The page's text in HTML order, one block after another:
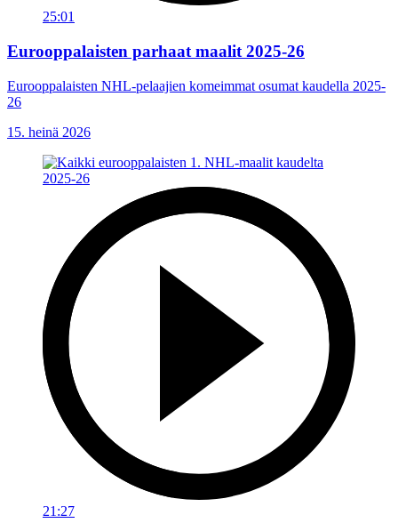
25:01
Eurooppalaisten parhaat maalit 2025-26
Eurooppalaisten NHL-pelaajien komeimmat osumat kaudella 2025-
26
15. heinä 2026
21:27